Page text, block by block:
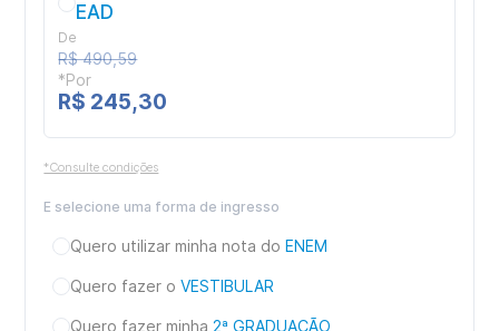
EAD
De
R$ 490,59
*Por
R$ 245,30
*Consulte condições
E selecione uma forma de ingresso
Quero utilizar minha nota doENEM
Quero fazer oVESTIBULAR
Quero fazer minha 2ª GRADUAÇÃO